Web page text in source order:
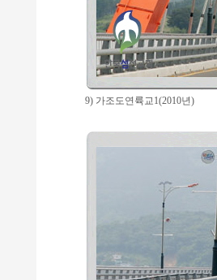
9) 가조도연륙교1(2010년)